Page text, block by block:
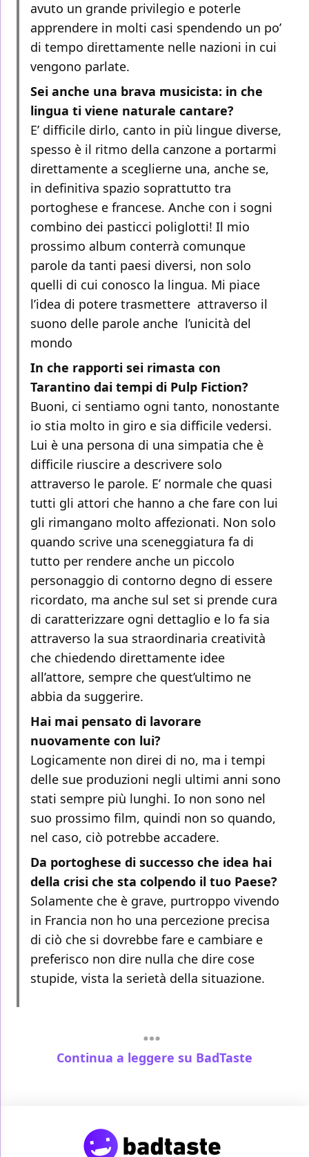
avuto un grande privilegio e poterle
apprendere in molti casi spendendo un po’
di tempo direttamente nelle nazioni in cui
vengono parlate.
Sei anche una brava musicista: in che
lingua ti viene naturale cantare?
E’ difficile dirlo, canto in più lingue diverse,
spesso è il ritmo della canzone a portarmi
direttamente a sceglierne una, anche se,
in definitiva spazio soprattutto tra
portoghese e francese. Anche con i sogni
combino dei pasticci poliglotti! Il mio
prossimo album conterrà comunque
parole da tanti paesi diversi, non solo
quelli di cui conosco la lingua. Mi piace
l’idea di potere trasmettere attraverso il
suono delle parole anche l’unicità del
mondo
In che rapporti sei rimasta con
Tarantino dai tempi di Pulp Fiction?
Buoni, ci sentiamo ogni tanto, nonostante
io stia molto in giro e sia difficile vedersi.
Lui è una persona di una simpatia che è
difficile riuscire a descrivere solo
attraverso le parole. E’ normale che quasi
tutti gli attori che hanno a che fare con lui
gli rimangano molto affezionati. Non solo
quando scrive una sceneggiatura fa di
tutto per rendere anche un piccolo
personaggio di contorno degno di essere
ricordato, ma anche sul set si prende cura
di caratterizzare ogni dettaglio e lo fa sia
attraverso la sua straordinaria creatività
che chiedendo direttamente idee
all’attore, sempre che quest’ultimo ne
abbia da suggerire.
Hai mai pensato di lavorare
nuovamente con lui?
Logicamente non direi di no, ma i tempi
delle sue produzioni negli ultimi anni sono
stati sempre più lunghi. Io non sono nel
suo prossimo film, quindi non so quando,
nel caso, ciò potrebbe accadere.
Da portoghese di successo che idea hai
della crisi che sta colpendo il tuo Paese?
Solamente che è grave, purtroppo vivendo
in Francia non ho una percezione precisa
di ciò che si dovrebbe fare e cambiare e
preferisco non dire nulla che dire cose
stupide, vista la serietà della situazione.
Continua a leggere su BadTaste